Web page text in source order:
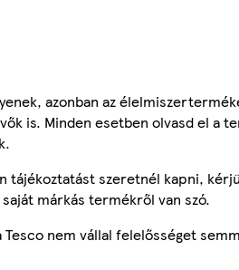
azonban az
is. Minden esetben olvasd el a
tájékoztatást szeretnél kapni,
márkás termékről van szó.
nem vállal felelősséget